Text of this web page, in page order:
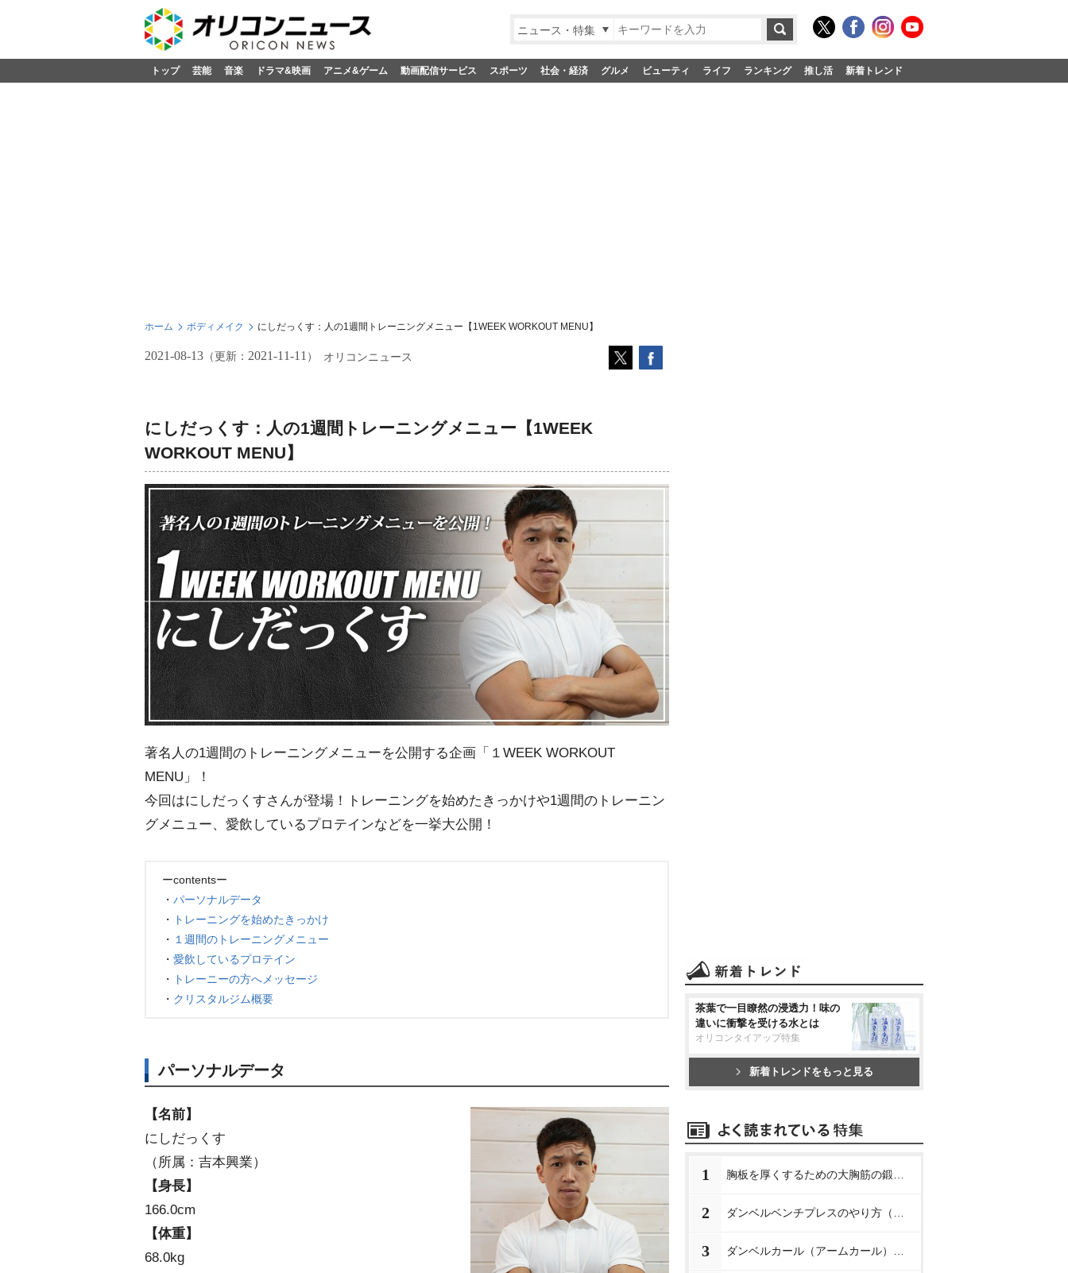
ニュース・特集
トップ 芸能 音楽 ドラマ&映画 アニメ&ゲーム 動画配信サービス スポーツ 社会・経済 グルメ ビューティ ライフ ランキング 推し活 新着トレンド
ホーム ボディメイク にしだっくす：人の1週間トレーニングメニュー【1WEEK WORKOUT MENU】
2021-08-13 （更新： 2021-11-11 ） オリコンニュース
にしだっくす：人の1週間トレーニングメニュー【1WEEK
WORKOUT MENU】
著名人の1週間のトレーニングメニューを公開する企画「１WEEK WORKOUT
MENU」！
今回はにしだっくすさんが登場！トレーニングを始めたきっかけや1週間のトレーニン
グメニュー、愛飲しているプロテインなどを一挙大公開！
ーcontentsー
・ パーソナルデータ
・
トレーニングを始めたきっかけ
・ １週間のトレーニングメニュー
・ 愛飲しているプロテイン
・
トレーニーの方へメッセージ
・ クリスタルジム概要
パーソナルデータ
【名前】
にしだっくす
（所属：吉本興業）
【身長】
166.0cm
【体重】
68.0kg
茶葉で一目瞭然の浸透力！味の
違いに衝撃を受ける水とは
オリコンタイアップ特集
新着トレンドをもっと見る
1
2
3